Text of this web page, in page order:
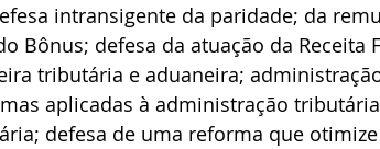
intransigente da paridade; da
Bônus; defesa da atuação da Receita
tributária e aduaneira;
aplicadas à administração
defesa de uma reforma que